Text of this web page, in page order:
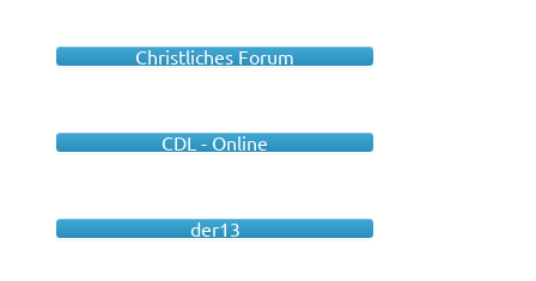
Christliches Forum
CDL - Online
der13